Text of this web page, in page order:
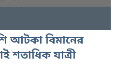
আটকা বিমানের
শতাধিক যাত্রী